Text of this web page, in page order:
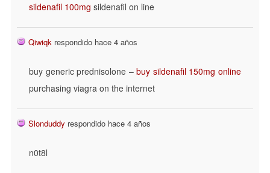
sildenafil 100mg sildenafil on line
Qiwiqk respondido hace 4 años
buy generic prednisolone –buy sildenafil 150mg online
purchasing viagra on the internet
Slonduddy respondido hace 4 años
n0t8l